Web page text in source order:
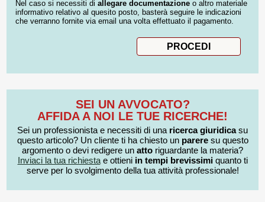
Nel caso si necessiti di allegare documentazione o altro materiale
informativo relativo al quesito posto, basterà seguire le indicazioni
che verranno fornite via email una volta effettuato il pagamento.
SEI UN AVVOCATO?
AFFIDA A NOI LE TUE RICERCHE!
Sei un professionista e necessiti di una ricerca giuridicasu
questo articolo? Un cliente ti ha chiesto un pareresu questo
argomento o devi redigere un atto riguardante la materia?
Inviaci la tua richiestae ottieni in tempi brevissimiquanto ti
serve per lo svolgimento della tua attività professionale!